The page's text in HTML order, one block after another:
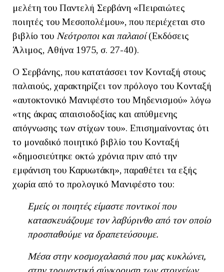
μελέτη του Παντελή Σερβάνη «Πειραιώτες
ποιητές του Μεσοπολέμου», που περιέχεται στο
βιβλίο του Νεότροποι και παλαιοί(Εκδόσεις
Άλιμος, Αθήνα 1975, σ. 27-40).
Ο Σερβάνης, που κατατάσσει τον Κονταξή στους
παλαιούς, χαρακτηρίζει τον πρόλογο του Κονταξή
«αυτοκτονικό Μανιφέστο του Μηδενισμού» λόγω
«της άκρας απαισιοδοξίας και απύθμενης
απόγνωσης των στίχων του». Επισημαίνοντας ότι
το μοναδικό ποιητικό βιβλίο του Κονταξή
«δημοσιεύτηκε οκτώ χρόνια πριν από την
εμφάνιση του Καρυωτάκη», παραθέτει τα εξής
χωρία από το προλογικό Μανιφέστο του:
Εμείς οι ποιητές είμαστε ποντικοί που
κατασκευάζουμε τον λαβύρινθο από τον οποίο
προσπαθούμε να δραπετεύσουμε.
Μέσα στην κοσμοχαλασιά που μας κυκλώνει,